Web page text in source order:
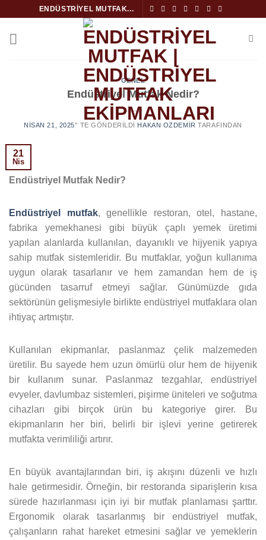
ENDÜSTRIYEL MUTFAK...
GENEL
Endüstriyel Mutfak Nedir?
NISAN 21, 2025’' TE GÖNDERILDI HAKAN OZDEMIR TARAFINDAN
21
Nis
Endüstriyel Mutfak Nedir?
Endüstriyel mutfak, genellikle restoran, otel, hastane,
fabrika yemekhanesi gibi büyük çaplı yemek üretimi
yapılan alanlarda kullanılan, dayanıklı ve hijyenik yapıya
sahip mutfak sistemleridir. Bu mutfaklar, yoğun kullanıma
uygun olarak tasarlanır ve hem zamandan hem de iş
gücünden tasarruf etmeyi sağlar. Günümüzde gıda
sektörünün gelişmesiyle birlikte endüstriyel mutfaklara olan
ihtiyaç artmıştır.
Kullanılan ekipmanlar, paslanmaz çelik malzemeden
üretilir. Bu sayede hem uzun ömürlü olur hem de hijyenik
bir kullanım sunar. Paslanmaz tezgahlar, endüstriyel
evyeler, davlumbaz sistemleri, pişirme üniteleri ve soğutma
cihazları gibi birçok ürün bu kategoriye girer. Bu
ekipmanların her biri, belirli bir işlevi yerine getirerek
mutfakta verimliliği artırır.
En büyük avantajlarından biri, iş akışını düzenli ve hızlı
hale getirmesidir. Örneğin, bir restoranda siparişlerin kısa
sürede hazırlanması için iyi bir mutfak planlaması şarttır.
Ergonomik olarak tasarlanmış bir endüstriyel mutfak,
çalışanların rahat hareket etmesini sağlar ve yemeklerin